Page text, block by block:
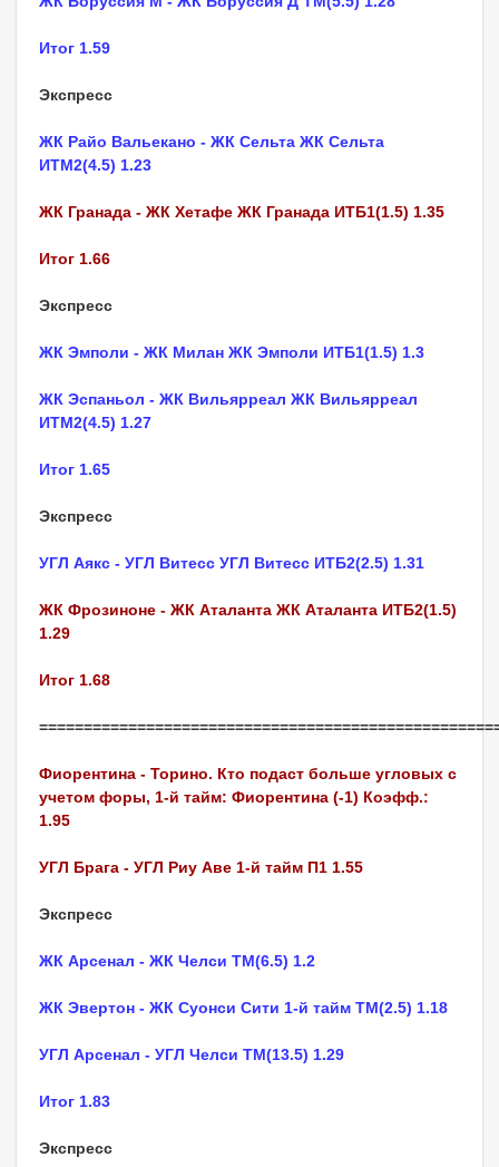
Итог 1.59
Экспресс
ЖК Райо Вальекано - ЖК Сельта ЖК Сельта
ИТМ2(4.5) 1.23
ЖК Гранада - ЖК Хетафе ЖК Гранада ИТБ1(1.5) 1.35
Итог 1.66
Экспресс
ЖК Эмполи - ЖК Милан ЖК Эмполи ИТБ1(1.5) 1.3
ЖК Эспаньол - ЖК Вильярреал ЖК Вильярреал
ИТМ2(4.5) 1.27
Итог 1.65
Экспресс
УГЛ Аякс - УГЛ Витесс УГЛ Витесс ИТБ2(2.5) 1.31
ЖК Фрозиноне - ЖК Аталанта ЖК Аталанта ИТБ2(1.5)
1.29
Итог 1.68
Фиорентина - Торино. Кто подаст больше угловых с
учетом форы, 1-й тайм: Фиорентина (-1) Коэфф.:
1.95
УГЛ Брага - УГЛ Риу Аве 1-й тайм П1 1.55
Экспресс
ЖК Арсенал - ЖК Челси ТМ(6.5) 1.2
ЖК Эвертон - ЖК Суонси Сити 1-й тайм ТМ(2.5) 1.18
УГЛ Арсенал - УГЛ Челси ТМ(13.5) 1.29
Итог 1.83
Экспресс